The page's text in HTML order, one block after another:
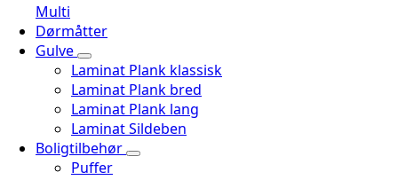
Multi
Dørmåtter
Gulve
Laminat Plank klassisk
Laminat Plank bred
Laminat Plank lang
Laminat Sildeben
Boligtilbehør
Puffer